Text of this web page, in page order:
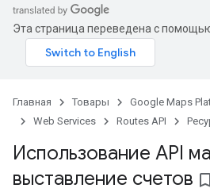
Эта страница переведена с
Главная Товары Google Maps
Web Services
Routes API
Использование API
выставление счетов bookmark_border